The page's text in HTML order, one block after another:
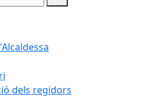
dels regidors